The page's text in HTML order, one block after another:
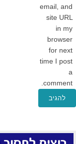
email, and
site URL
in my
browser
for next
time I post
a
comment.